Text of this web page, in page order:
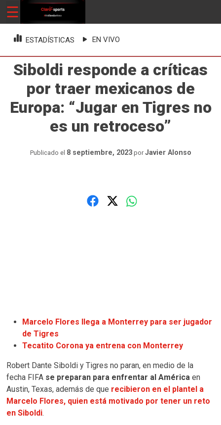
Skip
☰
ClaroSports
Más Claro que nunca
ESTADÍSTICAS EN VIVO
Siboldi responde a críticas
por traer mexicanos de
Europa: “Jugar en Tigres no
es un retroceso”
Publicado el 8 septiembre, 2023por Javier Alonso
Marcelo Flores llega a Monterrey para ser jugador
de Tigres
Tecatito Corona ya entrena con Monterrey
Robert Dante Siboldi y Tigres no paran, en medio de la
fecha FIFA se preparan para enfrentar al América en
Austin, Texas, además de que recibieron en el plantel a
Marcelo Flores, quien está motivado por tener un reto
en Siboldi.